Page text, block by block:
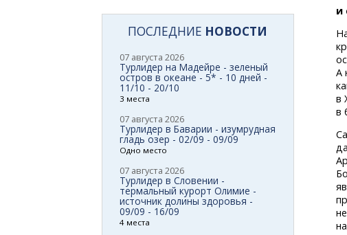
и
А
в
в
ПОСЛЕДНИЕ НОВОСТИ
07 августа 2026
Турлидер на Мадейре - зеленый
остров в океане - 5* - 10 дней -
11/10 - 20/10
3 места
07 августа 2026
Турлидер в Баварии - изумрудная
гладь озер - 02/09 - 09/09
Одно место
07 августа 2026
Турлидер в Словении -
термальный курорт Олимие -
источник долины здоровья -
09/09 - 16/09
4 места